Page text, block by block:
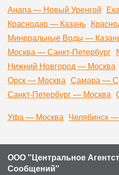
Анапа — Новый Уренгой
Краснодар — Казань
Минеральные Воды —
Москва — Санкт-Петербург
Нижний Новгород — Москва
Орск — Москва Самара —
Санкт-Петербург — Москва
Уфа — Москва Челябинск
ООО "Центральное
Сообщений"